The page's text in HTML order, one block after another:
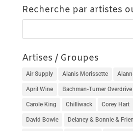
Recherche par artistes
Artises / Groupes
Air Supply Alanis Morissette
April Wine Bachman-Turner Overdrive
Carole King Chilliwack Corey Hart
David Bowie Delaney & Bonnie &